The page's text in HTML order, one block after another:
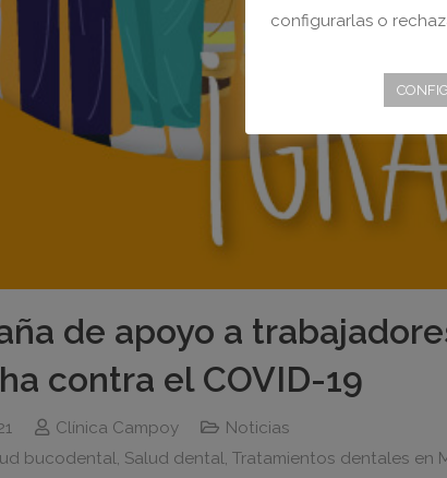
de apoyo a
contra el COVID-19
Clínica Campoy
Noticias
bucodental, Salud dental,Tratamientos dentales en
configurarlas o